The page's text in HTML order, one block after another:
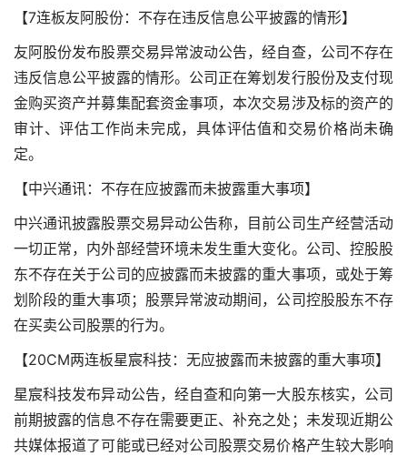
【7连板友阿股份：不存在违反信息公平披露的情形】
友阿股份发布股票交易异常波动公告，经自查，公司不存在
违反信息公平披露的情形。公司正在筹划发行股份及支付现
金购买资产并募集配套资金事项，本次交易涉及标的资产的
审计、评估工作尚未完成，具体评估值和交易价格尚未确
定。
【中兴通讯：不存在应披露而未披露重大事项】
中兴通讯披露股票交易异动公告称，目前公司生产经营活动
一切正常，内外部经营环境未发生重大变化。公司、控股股
东不存在关于公司的应披露而未披露的重大事项，或处于筹
划阶段的重大事项；股票异常波动期间，公司控股股东不存
在买卖公司股票的行为。
【20CM两连板星宸科技：无应披露而未披露的重大事项】
星宸科技发布异动公告，经自查和向第一大股东核实，公司
前期披露的信息不存在需要更正、补充之处；未发现近期公
共媒体报道了可能或已经对公司股票交易价格产生较大影响